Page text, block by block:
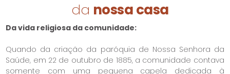
da nossa casa
Da vida religiosa da comunidade:
Quando da criação da paróquia de Nossa Senhora da
Saúde, em 22 de outubro de 1885, a comunidade contava
somente com uma pequena capela dedicada à